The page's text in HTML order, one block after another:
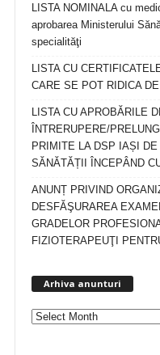
LISTA NOMINALA cu
aprobarea Ministerului
specialităţi
LISTA CU
CARE SE POT RIDICA
LISTA CU APROBĂRILE
ÎNTRERUPERE/
PRIMITE LA DSP IAȘI DE
SĂNĂTĂȚII ÎNCEPÂND
ANUNȚ PRIVIND
DESFĂŞURAREA
GRADELOR
FIZIOTERAPEUŢI
Arhiva anunturi